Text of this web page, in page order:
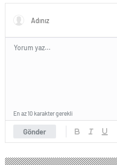
Gönder
En az 10 karakter gerekli